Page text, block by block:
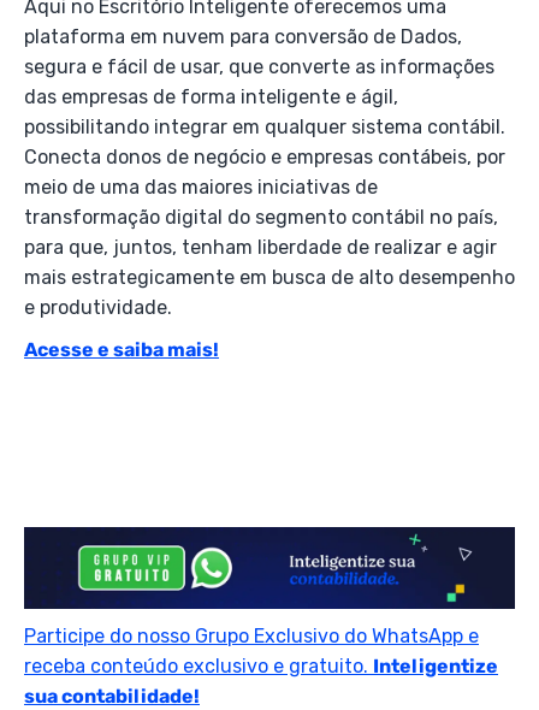
Aqui no Escritório Inteligente oferecemos uma
plataforma em nuvem para conversão de Dados,
segura e fácil de usar, que converte as informações
das empresas de forma inteligente e ágil,
possibilitando integrar em qualquer sistema contábil.
Conecta donos de negócio e empresas contábeis, por
meio de uma das maiores iniciativas de
transformação digital do segmento contábil no país,
para que, juntos, tenham liberdade de realizar e agir
mais estrategicamente em busca de alto desempenho
e produtividade.
Acesse e saiba mais!
Participe do nosso Grupo Exclusivo do WhatsApp e
receba conteúdo exclusivo e gratuito. Inteligentize
sua contabilidade!